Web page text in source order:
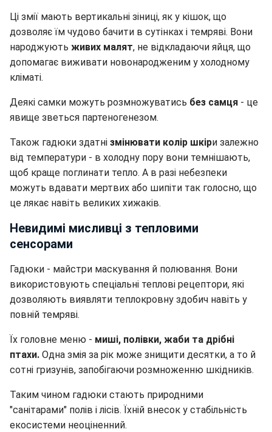
Ці змії мають вертикальні зіниці, як у кішок, що
дозволяє їм чудово бачити в сутінках і темряві. Вони
народжують живих малят, не відкладаючи яйця, що
допомагає виживати новонародженим у холодному
кліматі.
Деякі самки можуть розмножуватись без самця - це
явище зветься партеногенезом.
Також гадюки здатні змінювати колір шкіри залежно
від температури - в холодну пору вони темнішають,
щоб краще поглинати тепло. А в разі небезпеки
можуть вдавати мертвих або шипіти так голосно, що
це лякає навіть великих хижаків.
Невидимі мисливці з тепловими
сенсорами
Гадюки - майстри маскування й полювання. Вони
використовують спеціальні теплові рецептори, які
дозволяють виявляти теплокровну здобич навіть у
повній темряві.
Їх головне меню - миші, полівки, жаби та дрібні
птахи. Одна змія за рік може знищити десятки, а то й
сотні гризунів, запобігаючи розмноженню шкідників.
Таким чином гадюки стають природними
"санітарами" полів і лісів. Їхній внесок у стабільність
екосистеми неоціненний.